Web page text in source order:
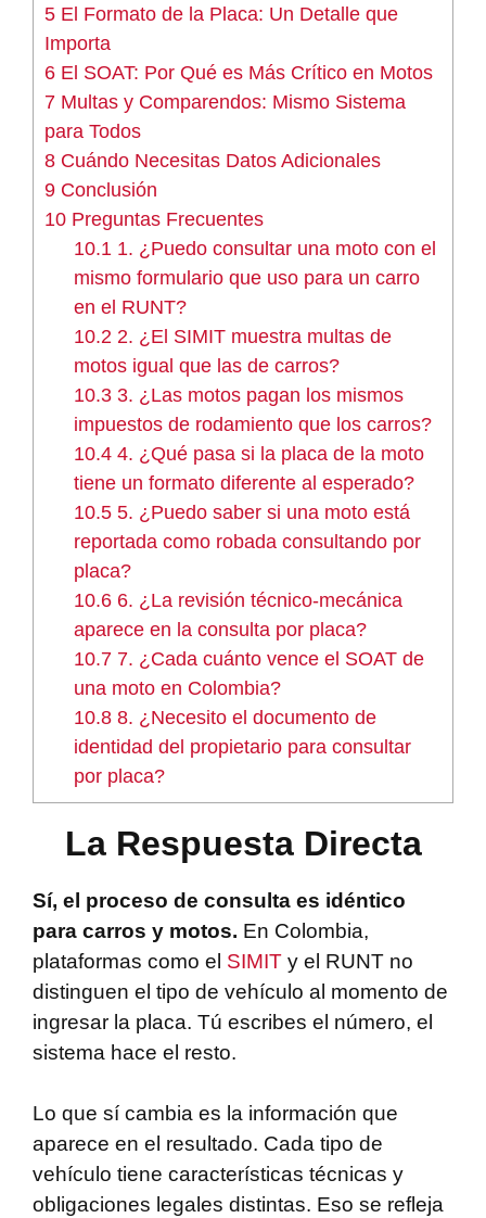
5 El Formato de la Placa: Un Detalle que
Importa
6 El SOAT: Por Qué es Más Crítico en Motos
7 Multas y Comparendos: Mismo Sistema
para Todos
8 Cuándo Necesitas Datos Adicionales
9 Conclusión
10 Preguntas Frecuentes
10.1 1. ¿Puedo consultar una moto con el
mismo formulario que uso para un carro
en el RUNT?
10.2 2. ¿El SIMIT muestra multas de
motos igual que las de carros?
10.3 3. ¿Las motos pagan los mismos
impuestos de rodamiento que los carros?
10.4 4. ¿Qué pasa si la placa de la moto
tiene un formato diferente al esperado?
10.5 5. ¿Puedo saber si una moto está
reportada como robada consultando por
placa?
10.6 6. ¿La revisión técnico-mecánica
aparece en la consulta por placa?
10.7 7. ¿Cada cuánto vence el SOAT de
una moto en Colombia?
10.8 8. ¿Necesito el documento de
identidad del propietario para consultar
por placa?
La Respuesta Directa
Sí, el proceso de consulta es idéntico
para carros y motos. En Colombia,
plataformas como el SIMIT y el RUNT no
distinguen el tipo de vehículo al momento de
ingresar la placa. Tú escribes el número, el
sistema hace el resto.
Lo que sí cambia es la información que
aparece en el resultado. Cada tipo de
vehículo tiene características técnicas y
obligaciones legales distintas. Eso se refleja